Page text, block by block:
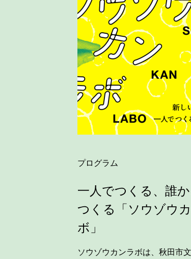
プログラム
一人でつくる、誰
つくる「ソウゾウ
ボ」
ソウゾウカンラボは、秋田市